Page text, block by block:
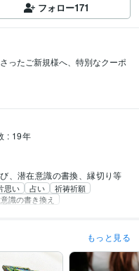
フォロー171
ったご新規様へ、特別なクーポ
: 19年
、潜在意識の書換、縁切り等
思い 占い
祈祷祈願
識の書き換え
もっと見る